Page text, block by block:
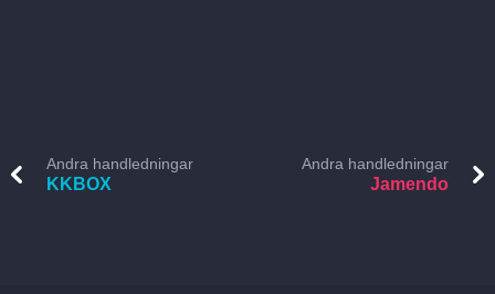
Andra handledningar
KKBOX
Andra handledningar
Jamendo